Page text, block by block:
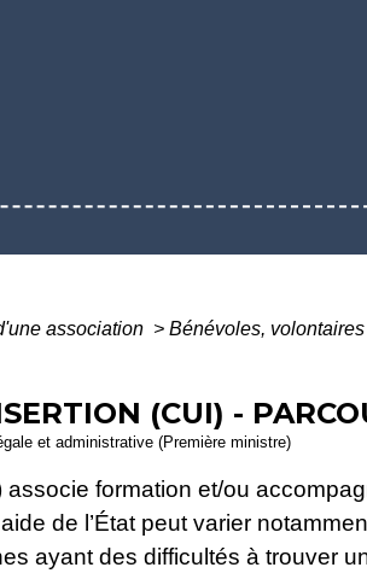
association > Bénévoles,
(CUI) -
et administrative (Première ministre)
formation et/ou
de l’État peut varier
ayant des difficultés à trouver